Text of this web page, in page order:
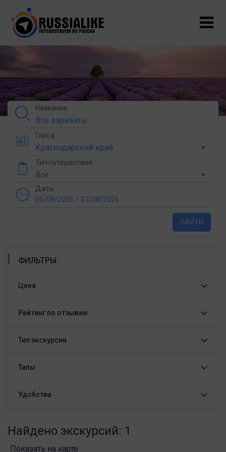
Название
Город
Тип путешествия
Даты
06/08/2026 - 07/08/2026
НАЙТИ
ФИЛЬТРЫ
Цена
Рейтинг по отзывам
Тип экскурсии
Типы
Удобства
Найдено экскурсий: 1
Показать на карте